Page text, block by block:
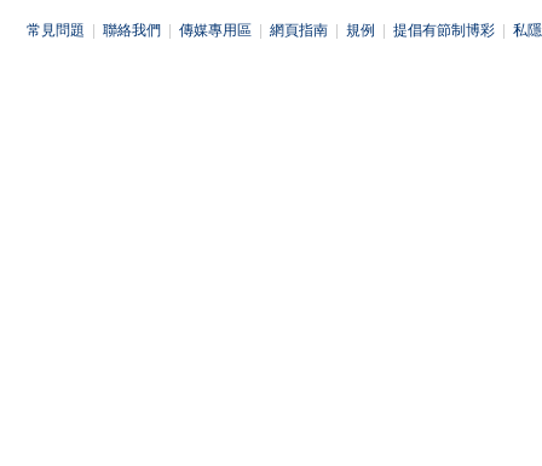
常見問題 聯絡我們 傳媒專用區 網頁指南 規例 提倡有節制博彩 私